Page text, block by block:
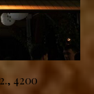
4200